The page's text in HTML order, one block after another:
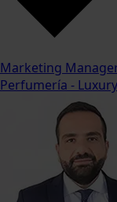
Marketing
Perfumería - Luxury